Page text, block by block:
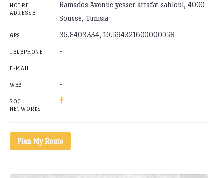
NOTRE
ADRESSE
Ramados Avenue yesser arrafat sahloul, 4000
Sousse, Tunisia
GPS 35.8403334, 10.594321600000058
TÉLÉPHONE -
E-MAIL -
WEB -
SOC.
NETWORKS
Plan My Route